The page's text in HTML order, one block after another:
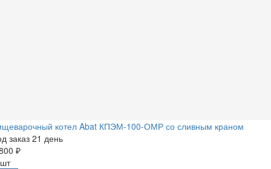
котел Abat КПЭМ-100-ОМР со сливным краном
заказ 21 день
₽